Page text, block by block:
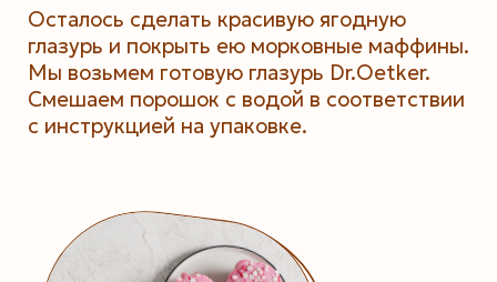
Осталось сделать красивую ягодную
глазурь и покрыть ею морковные маффины.
Мы возьмем готовую глазурь Dr.Oetker.
Смешаем порошок с водой в соответствии
с инструкцией на упаковке.